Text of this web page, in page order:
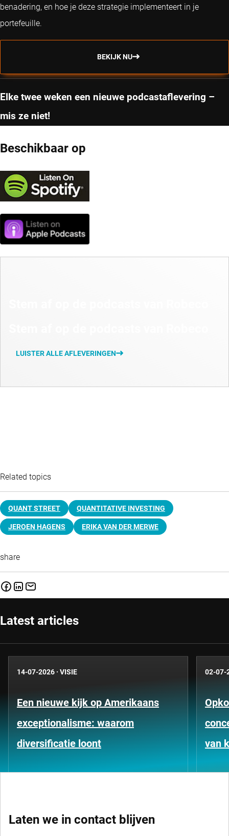
benadering, en hoe je deze strategie implementeert in je
portefeuille.
BEKIJK NU
Elke twee weken een nieuwe podcastaflevering –
mis ze niet!
Beschikbaar op
LUISTER ALLE AFLEVERINGEN
Related topics
QUANT STREET QUANTITATIVE INVESTING
JEROEN HAGENS ERIKA VAN DER MERWE
share
Latest articles
14-07-2026 · VISIE
Een nieuwe kijk op Amerikaans
exceptionalisme: waarom
diversificatie loont
02-07-
van
Laten we in contact blijven